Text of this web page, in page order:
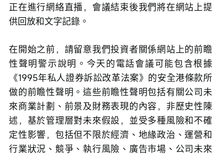
正在進行網絡直播，會議結束後我們將在網站上提
供回放和文字記錄。
在開始之前，請留意我們投資者關係網站上的前瞻
性聲明警示說明。今天的電話會議可能包含根據
《1995年私人證券訴訟改革法案》的安全港條款所
做的前瞻性聲明。這些前瞻性聲明包括有關公司未
來商業計劃、前景及財務表現的內容，非歷史性陳
述，基於管理層對未來假設，並受多種風險和不確
定性影響，包括但不限於經濟、地緣政治、運營和
行業狀況、競爭、執行風險、廣告市場、公司未來